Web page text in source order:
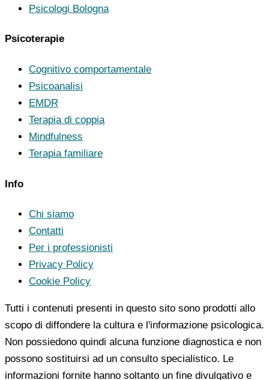
Psicologi Bologna
Psicoterapie
Cognitivo comportamentale
Psicoanalisi
EMDR
Terapia di coppia
Mindfulness
Terapia familiare
Info
Chi siamo
Contatti
Per i professionisti
Privacy Policy
Cookie Policy
Tutti i contenuti presenti in questo sito sono prodotti allo
scopo di diffondere la cultura e l'informazione psicologica.
Non possiedono quindi alcuna funzione diagnostica e non
possono sostituirsi ad un consulto specialistico. Le
informazioni fornite hanno soltanto un fine divulgativo e